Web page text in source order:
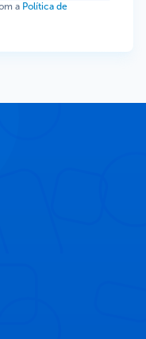
a Política de